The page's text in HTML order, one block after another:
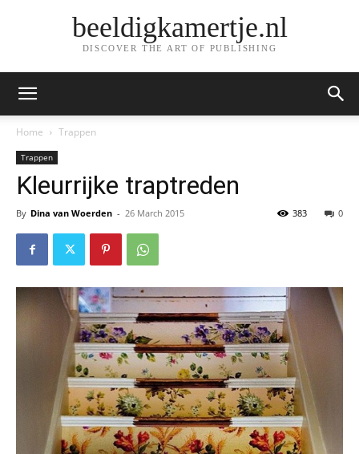
beeldigkamertje.nl
DISCOVER THE ART OF PUBLISHING
Home Trappen
Trappen
Kleurrijke traptreden
By Dina van Woerden - 26 March 2015 0
383